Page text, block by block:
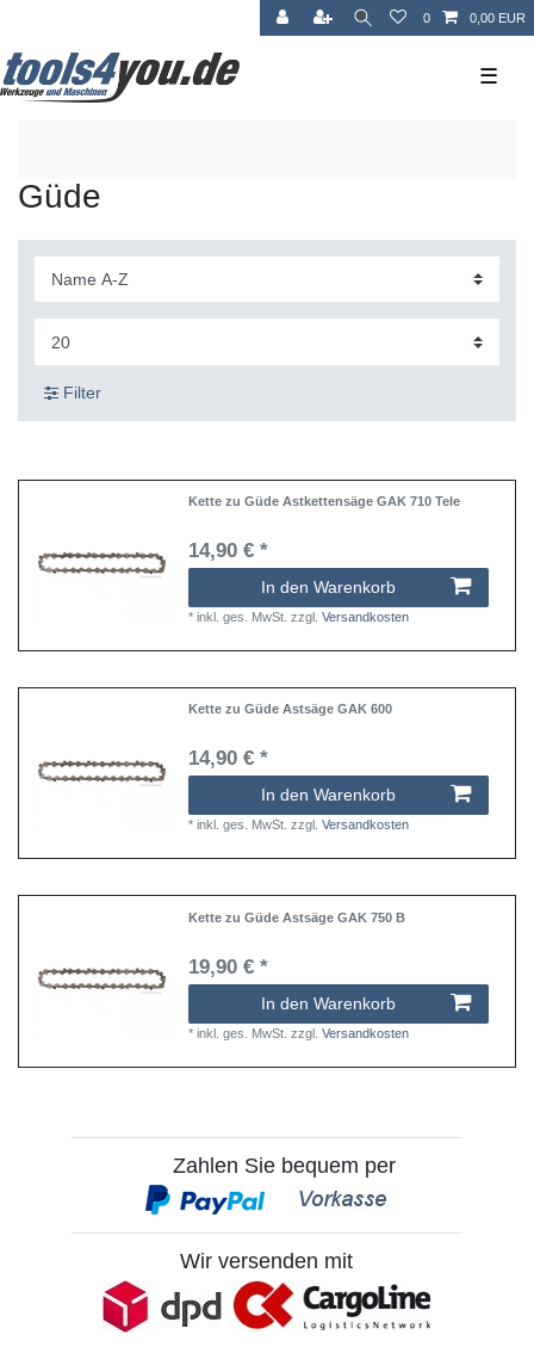
0 0,00 EUR
☰
Güde
Filter
Kette zu Güde Astkettensäge GAK 710 Tele
14,90 € *
In den Warenkorb
*inkl. ges. MwSt. zzgl.Versandkosten
Kette zu Güde Astsäge GAK 600
14,90 € *
In den Warenkorb
*inkl. ges. MwSt. zzgl.Versandkosten
Kette zu Güde Astsäge GAK 750 B
19,90 € *
In den Warenkorb
*inkl. ges. MwSt. zzgl.Versandkosten
Zahlen Sie bequem per
Wir versenden mit